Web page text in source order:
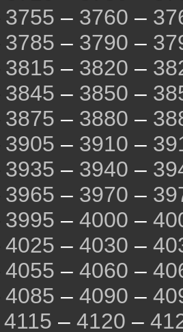
3755 – 3760 –
3785 – 3790 –
3815 – 3820 –
3845 – 3850 –
3875 – 3880 –
3905 – 3910 –
3935 – 3940 –
3965 – 3970 –
3995 – 4000 –
4025 – 4030 –
4055 – 4060 –
4085 – 4090 –
4115 – 4120 –